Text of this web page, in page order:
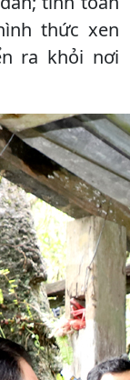
thức xen
ra khỏi nơi